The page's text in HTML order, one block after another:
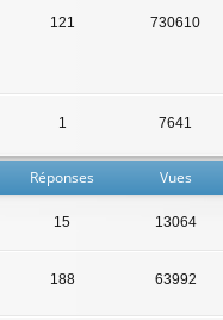
121 730610
1 7641
Réponses Vues
15 13064
188 63992